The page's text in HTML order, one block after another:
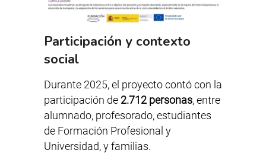
Participación y contexto
social
Durante 2025, el proyecto contó con la
participación de 2.712 personas, entre
alumnado, profesorado, estudiantes
de Formación Profesional y
Universidad, y familias.